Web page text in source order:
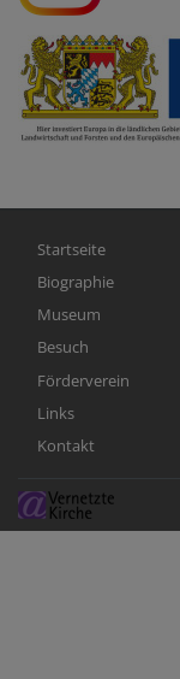
Hauptnavigation
Startseite
Biographie
Museum
Besuch
Förderverein
Links
Kontakt